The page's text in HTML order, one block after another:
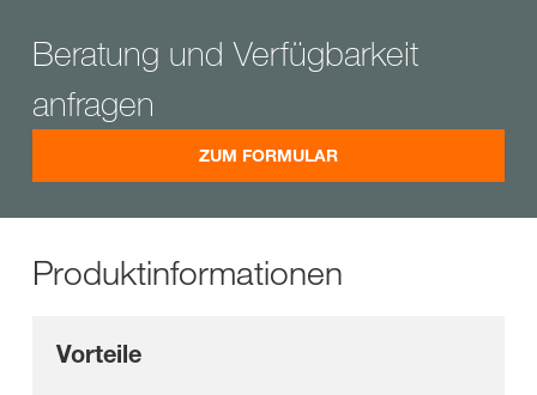
Beratung und Verfügbarkeit
anfragen
ZUM FORMULAR
Produktinformationen
Vorteile